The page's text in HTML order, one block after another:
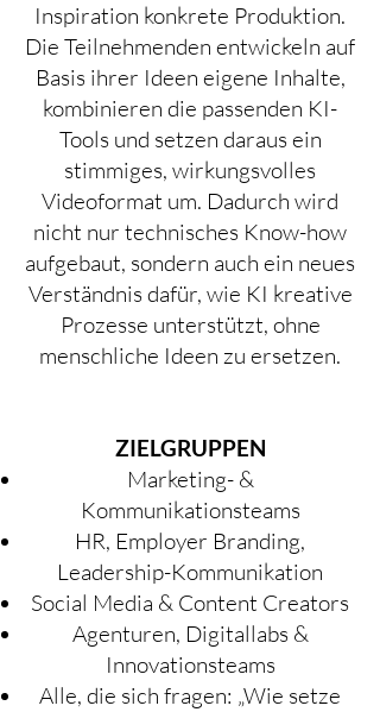
Inspiration konkrete Produktion.
Die Teilnehmenden entwickeln auf
Basis ihrer Ideen eigene Inhalte,
kombinieren die passenden KI-
Tools und setzen daraus ein
stimmiges, wirkungsvolles
Videoformat um. Dadurch wird
nicht nur technisches Know-how
aufgebaut, sondern auch ein neues
Verständnis dafür, wie KI kreative
Prozesse unterstützt, ohne
menschliche Ideen zu ersetzen.
ZIELGRUPPEN
Marketing- &
Kommunikationsteams
HR, Employer Branding,
Leadership-Kommunikation
Social Media & Content Creators
Agenturen, Digitallabs &
Innovationsteams
Alle, die sich fragen: „Wie setze